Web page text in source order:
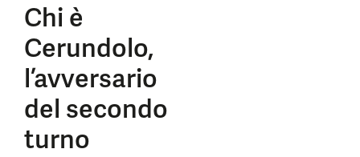
Chi è
Cerundolo,
l’avversario
del secondo
turno